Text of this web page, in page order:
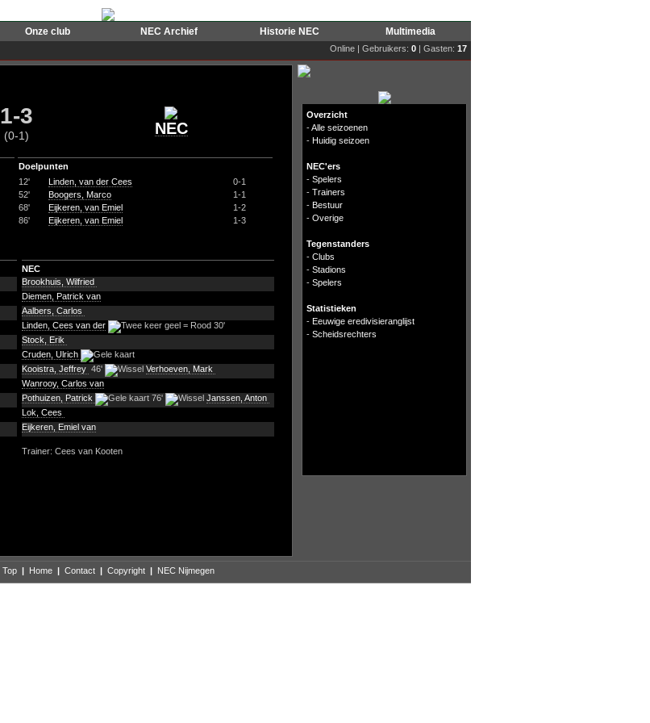
Onze club NEC Archief Historie NEC Multimedia
Online | Gebruikers: 0 | Gasten: 17
1-3
(0-1) NEC
Doelpunten
12'
Linden, van der Cees
0-1
52'
Boogers, Marco
1-1
68'
Eijkeren, van Emiel
1-2
86'
Eijkeren, van Emiel 1-3
NEC
Brookhuis, Wilfried
Diemen, Patrick van
Aalbers, Carlos
Linden, Cees van der
30'
Stock, Erik
Cruden, Ulrich
Kooistra, Jeffrey 46'
Verhoeven, Mark
Wanrooy, Carlos van
Pothuizen, Patrick
76'
Janssen, Anton
Lok, Cees
Eijkeren, Emiel van
Trainer: Cees van Kooten
Overzicht
-Alle seizoenen
- Huidig seizoen
NEC'ers
- Spelers
- Trainers
- Bestuur
- Overige
Tegenstanders
- Clubs
- Stadions
- Spelers
Statistieken
- Eeuwige eredivisieranglijst
- Scheidsrechters
Top | Home | Contact | Copyright | NEC Nijmegen